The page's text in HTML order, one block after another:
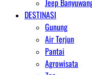
Jeep
DESTINASI
Gunung
Air Terjun
Pantai
Agrowisata